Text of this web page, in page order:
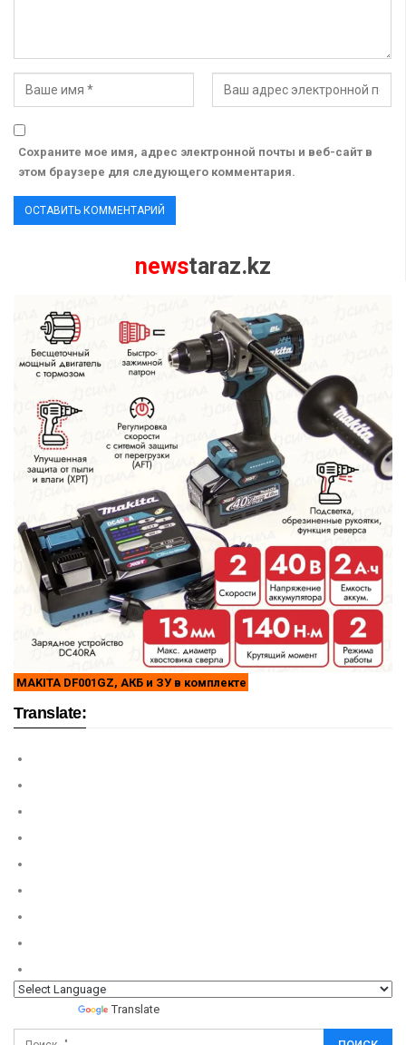
Сохраните мое имя, адрес электронной почты и веб-сайт в
этом браузере для следующего комментария.
newstaraz.kz
MAKITA DF001GZ, АКБ и ЗУ в комплекте
Translate:
Translate